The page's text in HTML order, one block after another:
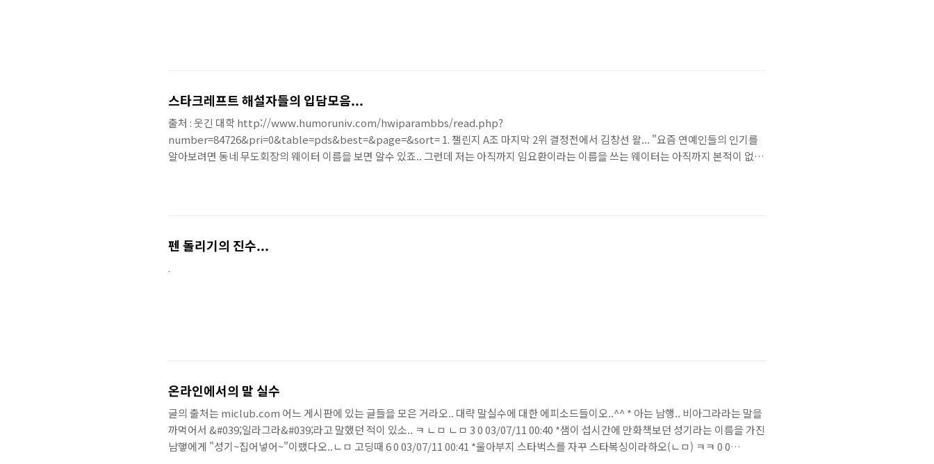
스타크레프트 해설자들의 입담모음...
출처 : 웃긴 대학 http://www.humoruniv.com/hwiparambbs/read.php?
number=84726&pri=0&table=pds&best=&page=&sort= 1. 챌린지 A조 마지막 2위 결정전에서 김창선 왈... "요즘 연예인들의 인기를
알아보려면 동네 무도회장의 웨이터 이름을 보면 알수 있죠.. 그런데 저는 아직까지 임요환이라는 이름을 쓰는 웨이터는 아직까지 본적이 없네
펜 돌리기의 진수...
.
온라인에서의 말 실수
글의 출처는 miclub.com 어느 게시판에 있는 글들을 모은 거라오.. 대략 말실수에 대한 에피소드들이오..^^ * 아는 남행.. 비아그라라는 말을
까먹어서 &#039;일라그라&#039;라고 말했던 적이 있소.. ㅋ ㄴㅁ ㄴㅁ 3 0 03/07/11 00:40 *샘이 섭시간에 만화책보던 성기라는 이름을 가진
남햏에게 "성기~집어넣어~"이랬다오..ㄴㅁ 고딩때 6 0 03/07/11 00:41 *울아부지 스타벅스를 자꾸 스타복싱이라하오(ㄴㅁ) ㅋㅋ 0 0